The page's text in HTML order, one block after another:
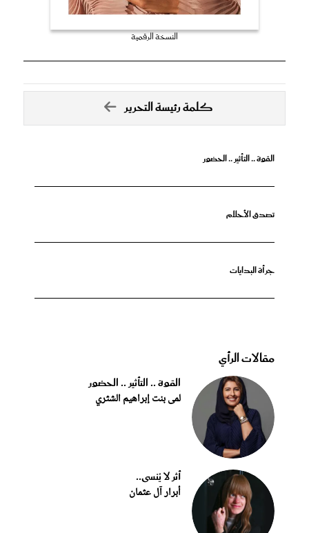
النسخة الرقمية
كلمة رئيسة التحرير
القوة .. التأثير .. الحضور
تصدق الأحلام
جرأة البدايات
مقالات الرأي
القوة .. التأثير .. الحضور
لمى بنت إبراهيم الشثري
أثر لا يُنسى..
أبرار آل عثمان